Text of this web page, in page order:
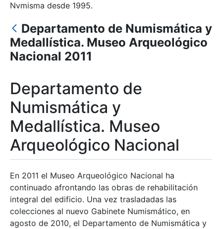
Mostrar/Ocultar
Nvmisma desde 1995.
Departamento de Numismática y
Medallística. Museo Arqueológico
Nacional 2011
Departamento de
Numismática y
Medallística. Museo
Arqueológico Nacional
En 2011 el Museo Arqueológico Nacional ha
continuado afrontando las obras de rehabilitación
integral del edificio. Una vez trasladadas las
colecciones al nuevo Gabinete Numismático, en
agosto de 2010, el Departamento de Numismática y